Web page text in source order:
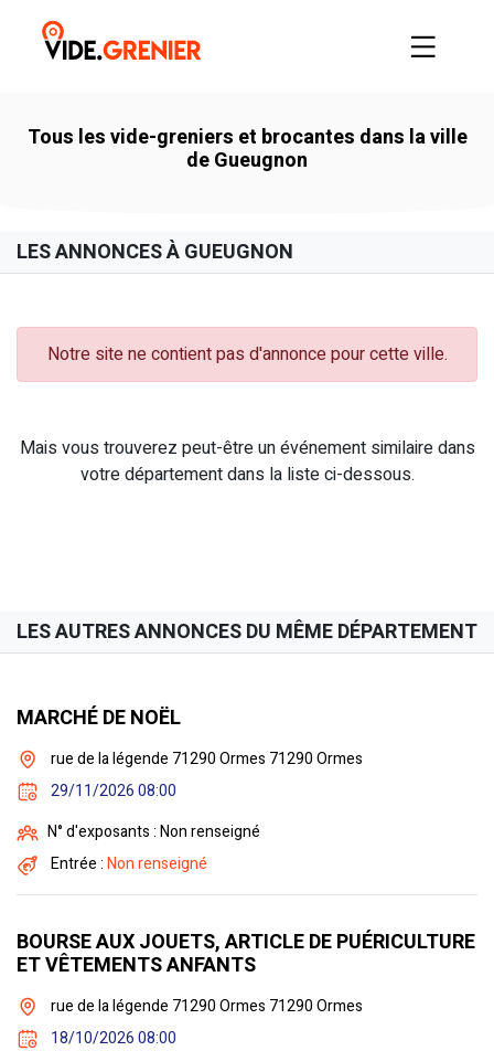
Tous les vide-greniers et brocantes dans la ville
de Gueugnon
LES ANNONCES À GUEUGNON
Notre site ne contient pas d'annonce pour cette ville.
Mais vous trouverez peut-être un événement similaire dans
votre département dans la liste ci-dessous.
LES AUTRES ANNONCES DU MÊME DÉPARTEMENT
MARCHÉ DE NOËL
rue de la légende 71290 Ormes 71290 Ormes
29/11/2026 08:00
N° d'exposants : Non renseigné
Entrée :Non renseigné
BOURSE AUX JOUETS, ARTICLE DE PUÉRICULTURE
ET VÊTEMENTS ANFANTS
rue de la légende 71290 Ormes 71290 Ormes
18/10/2026 08:00